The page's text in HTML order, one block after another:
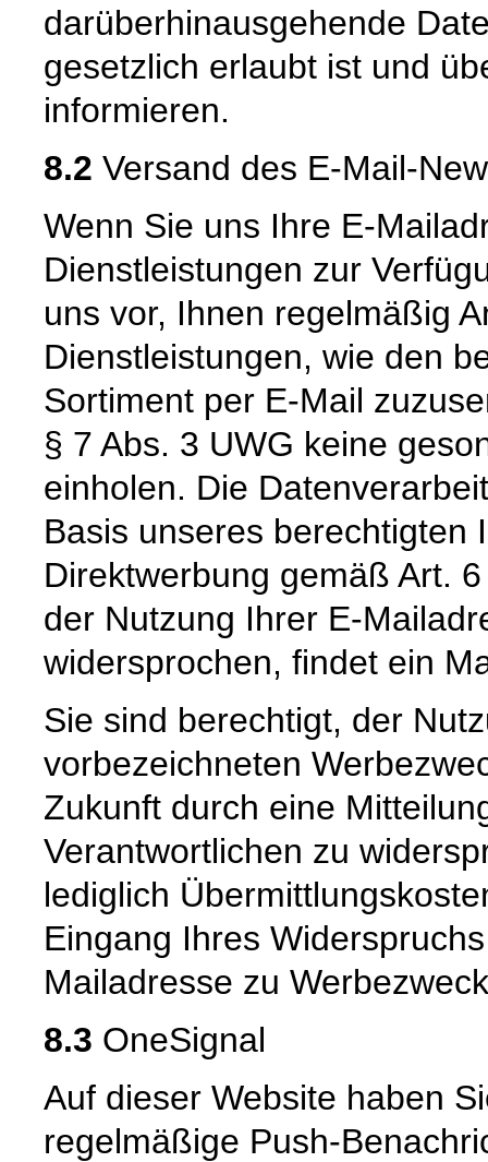
darüberhinausgehende
gesetzlich erlaubt ist und
informieren.
8.2 Versand des E-Mail-
Wenn Sie uns Ihre E-
Dienstleistungen zur
uns vor, Ihnen regelmäßig
Dienstleistungen, wie den
Sortiment per E-Mail
§ 7 Abs. 3 UWG keine
einholen. Die
Basis unseres berechtigten
Direktwerbung gemäß Art.
der Nutzung Ihrer E-
widersprochen, findet ein
Sie sind berechtigt, der
vorbezeichneten
Zukunft durch eine
Verantwortlichen zu
lediglich
Eingang Ihres
Mailadresse zu
8.3 OneSignal
Auf dieser Website haben
regelmäßige Push-